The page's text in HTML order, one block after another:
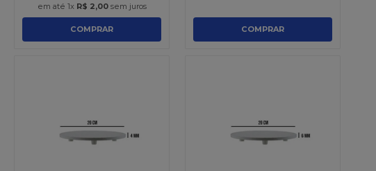
em até 1x R$ 2,00sem juros
COMPRAR COMPRAR